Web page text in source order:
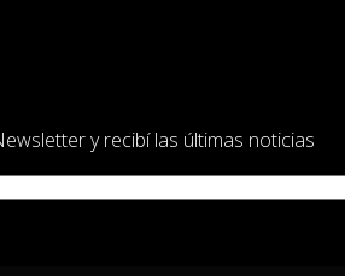
y recibí las últimas noticias